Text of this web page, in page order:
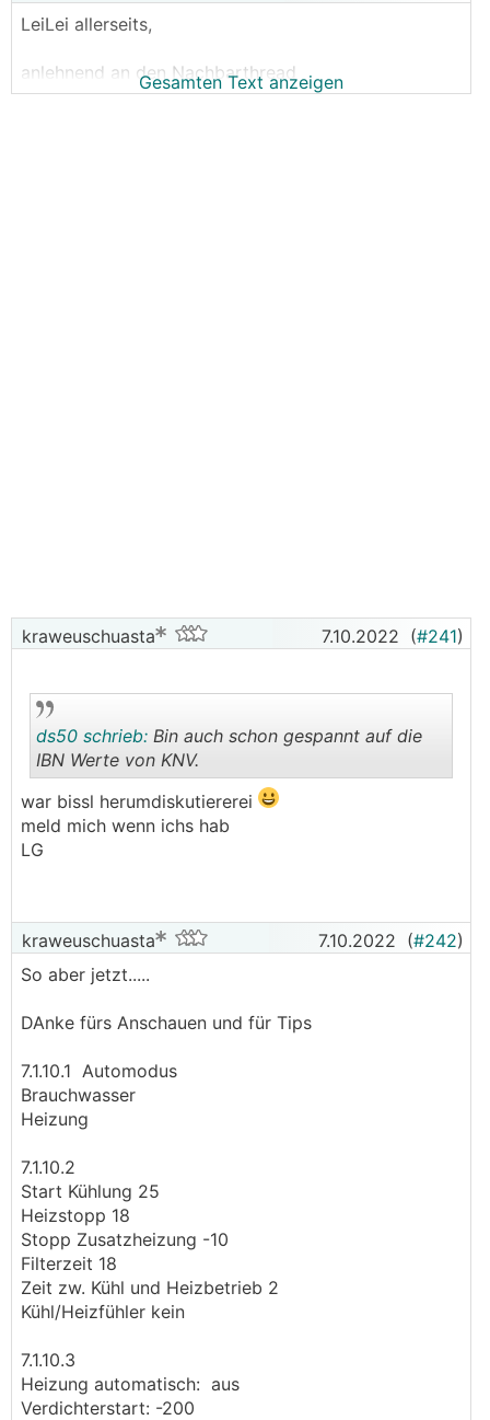
LeiLei allerseits,
anlehnend an den Nachbarthread
spruchreif wird, da haben wir 0Grad Süd 38Grad ca
50m2 Dachfläche zur Verfügung
Bestandsheizung (ca. 15J alt):
Buderus 11kW Gasbrennwertgerät
400l Schichtenspeicher
4,5m2 Solarthermie
Oberflächenwasser vorhanden
leider ist der Platz für an
also Baggern + Aushub irgendwo lagern wird nicht
(leicht) möglich sein
es gibt 2 Bestandsbäume eher am Grundstücksrand,
die bleiben müssen, alles Andere kann
umgesetzt/gekübelt werden
Gesamten Text anzeigen
kraweuschuasta 7.10.2022 (#241)
..
ds50 schrieb: Bin auch schon gespannt auf die
IBN Werte von KNV.
war bissl herumdiskutiererei
meld mich wenn ichs hab
LG
kraweuschuasta 7.10.2022 (#242)
So aber jetzt.....
DAnke fürs Anschauen und für Tips
7.1.10.1 Automodus
Brauchwasser
Heizung
7.1.10.2
Start Kühlung 25
Heizstopp 18
Stopp Zusatzheizung -10
Filterzeit 18
Zeit zw. Kühl und Heizbetrieb 2
Kühl/Heizfühler kein
7.1.10.3
Heizung automatisch: aus
Verdichterstart: -200